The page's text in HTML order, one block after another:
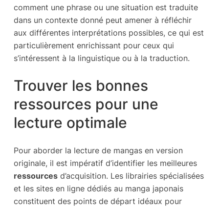
comment une phrase ou une situation est traduite
dans un contexte donné peut amener à réfléchir
aux différentes interprétations possibles, ce qui est
particulièrement enrichissant pour ceux qui
s’intéressent à la linguistique ou à la traduction.
Trouver les bonnes
ressources pour une
lecture optimale
Pour aborder la lecture de mangas en version
originale, il est impératif d’identifier les meilleures
ressources d’acquisition. Les librairies spécialisées
et les sites en ligne dédiés au manga japonais
constituent des points de départ idéaux pour